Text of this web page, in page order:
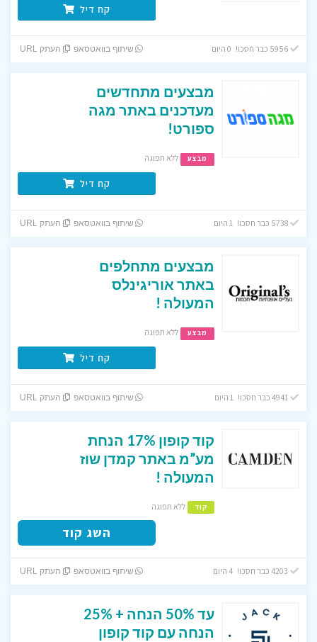
קח דיל
5956 כבר חסכו! 0 היום שיתוף בוואטסאפ העתק URL
מבצעים מתחדשים
מעדכנים באתר מגה
ספורט!
מבצע ללא תפוגה
קח דיל
5738 כבר חסכו! 1 היום שיתוף בוואטסאפ העתק URL
מבצעים מתחלפים
באתר אוריגינלס
המעולה !
מבצע ללא תפוגה
קח דיל
4941 כבר חסכו! 1 היום שיתוף בוואטסאפ העתק URL
קוד קופון 17% הנחת
מע”מ באתר קמדן שוז
המעולה !
קוד ללא תפוגה
השג קוד
שיתוף בוואטסאפ העתק URL
עד 50% הנחה + 25%
הנחה עם קוד קופון